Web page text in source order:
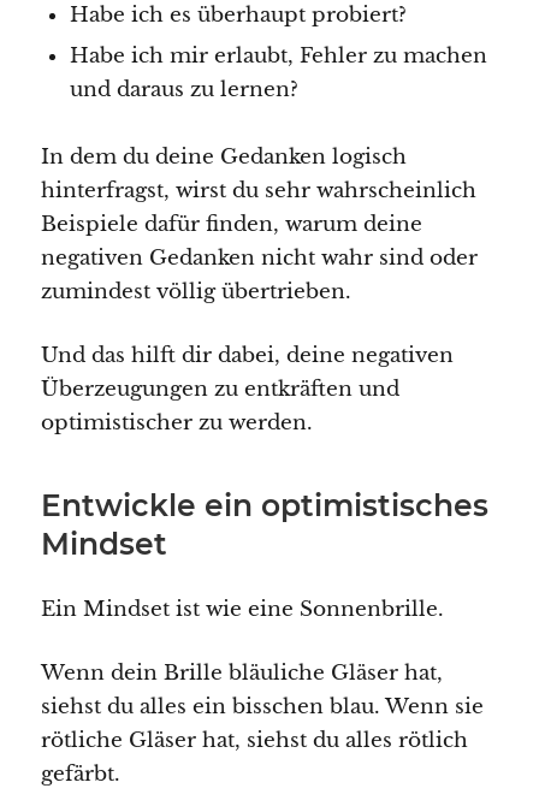
Habe ich es überhaupt probiert?
Habe ich mir erlaubt, Fehler zu machen
und daraus zu lernen?
In dem du deine Gedanken logisch
hinterfragst, wirst du sehr wahrscheinlich
Beispiele dafür finden, warum deine
negativen Gedanken nicht wahr sind oder
zumindest völlig übertrieben.
Und das hilft dir dabei, deine negativen
Überzeugungen zu entkräften und
optimistischer zu werden.
Entwickle ein optimistisches
Mindset
Ein Mindset ist wie eine Sonnenbrille.
Wenn dein Brille bläuliche Gläser hat,
siehst du alles ein bisschen blau. Wenn sie
rötliche Gläser hat, siehst du alles rötlich
gefärbt.